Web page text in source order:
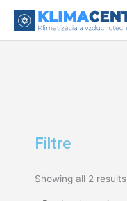
Filtre
Showing all 2 results